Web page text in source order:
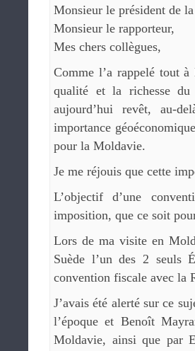
Monsieur le président de
Monsieur le rapporteur,
Mes chers collègues,
Comme l’a rappelé tout
qualité et la richesse
aujourd’hui revêt, au-
importance
pour la Moldavie.
Je me réjouis que cette
L’objectif d’une
imposition, que ce soit
Lors de ma visite en
Suède l’un des 2 seuls
convention fiscale avec la
J’avais été alerté sur ce
l’époque et Benoît
Moldavie, ainsi que par